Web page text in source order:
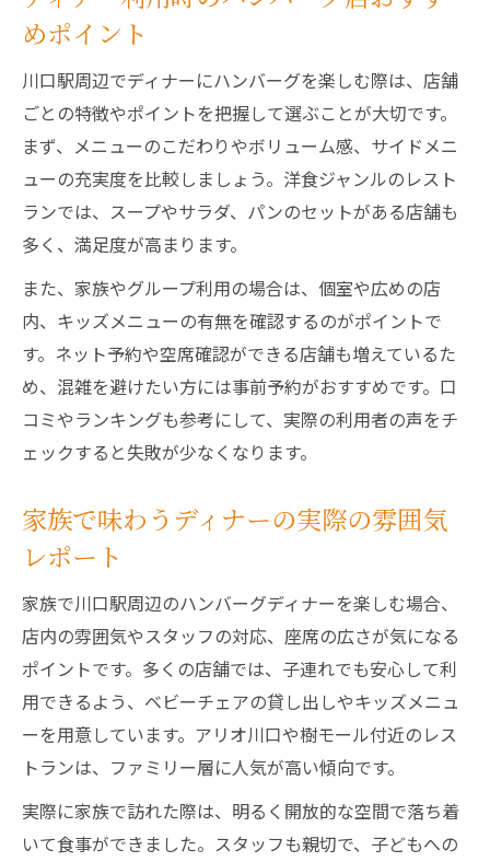
めポイント
川口駅周辺でディナーにハンバーグを楽しむ際は、店舗
ごとの特徴やポイントを把握して選ぶことが大切です。
まず、メニューのこだわりやボリューム感、サイドメニ
ューの充実度を比較しましょう。洋食ジャンルのレスト
ランでは、スープやサラダ、パンのセットがある店舗も
多く、満足度が高まります。
また、家族やグループ利用の場合は、個室や広めの店
内、キッズメニューの有無を確認するのがポイントで
す。ネット予約や空席確認ができる店舗も増えているた
め、混雑を避けたい方には事前予約がおすすめです。口
コミやランキングも参考にして、実際の利用者の声をチ
ェックすると失敗が少なくなります。
家族で味わうディナーの実際の雰囲気
レポート
家族で川口駅周辺のハンバーグディナーを楽しむ場合、
店内の雰囲気やスタッフの対応、座席の広さが気になる
ポイントです。多くの店舗では、子連れでも安心して利
用できるよう、ベビーチェアの貸し出しやキッズメニュ
ーを用意しています。アリオ川口や樹モール付近のレス
トランは、ファミリー層に人気が高い傾向です。
実際に家族で訪れた際は、明るく開放的な空間で落ち着
いて食事ができました。スタッフも親切で、子どもへの